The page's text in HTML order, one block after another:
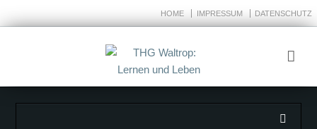
HOME IMPRESSUM DATENSCHUTZ